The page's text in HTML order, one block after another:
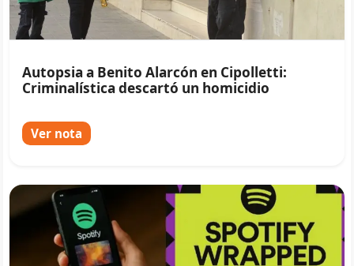
Autopsia a Benito Alarcón en Cipolletti:
Criminalística descartó un homicidio
Ver nota